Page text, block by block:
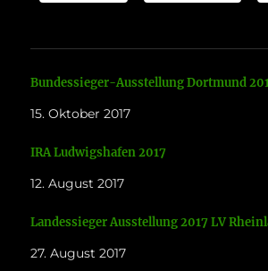
Bundessieger-Ausstellung Dortmund
15. Oktober 2017
IRA Ludwigshafen 2017
12. August 2017
Landessieger Ausstellung 2017 LV
27. August 2017